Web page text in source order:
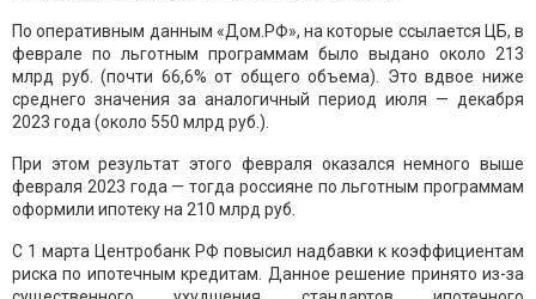
По оперативным данным «Дом.РФ», на которые ссылается ЦБ, в
феврале по льготным программам было выдано около 213
млрд руб. (почти 66,6% от общего объема). Это вдвое ниже
среднего значения за аналогичный период июля — декабря
2023 года (около 550 млрд руб.).
При этом результат этого февраля оказался немного выше
февраля 2023 года — тогда россияне по льготным программам
оформили ипотеку на 210 млрд руб.
С 1 марта Центробанк РФ повысил надбавки к коэффициентам
риска по ипотечным кредитам. Данное решение принято из-за